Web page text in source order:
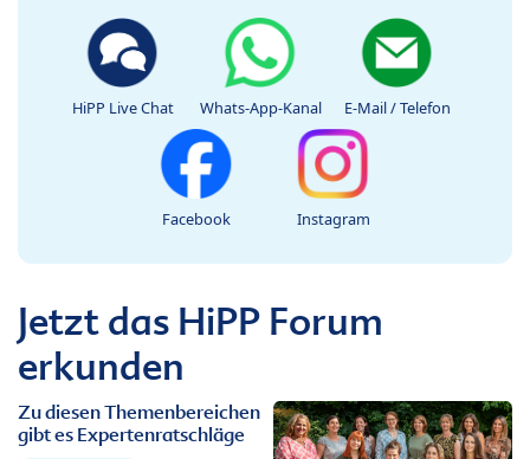
HiPP Live Chat Whats-App-Kanal E-Mail / Telefon
Facebook Instagram
Jetzt das HiPP Forum
erkunden
Zu diesen Themenbereichen
gibt es Expertenratschläge